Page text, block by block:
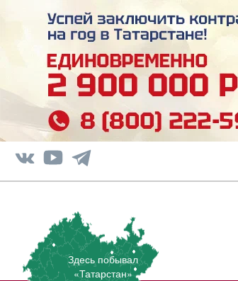
Здесь побывал
«Татарстан»